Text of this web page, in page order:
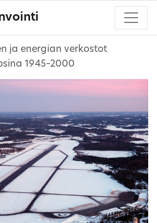
ja energian verkostot
1945–2000